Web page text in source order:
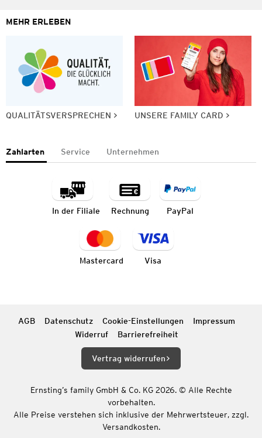
MEHR ERLEBEN
QUALITÄTSVERSPRECHEN UNSERE FAMILY CARD
Zahlarten Service Unternehmen
In der Filiale Rechnung PayPal
Mastercard Visa
AGB Datenschutz Cookie-Einstellungen
Impressum
Widerruf
Barrierefreiheit
Vertrag widerrufen
Ernsting’s family GmbH & Co. KG 2026. © Alle Rechte
vorbehalten.
Alle Preise verstehen sich inklusive der Mehrwertsteuer, zzgl.
Versandkosten.